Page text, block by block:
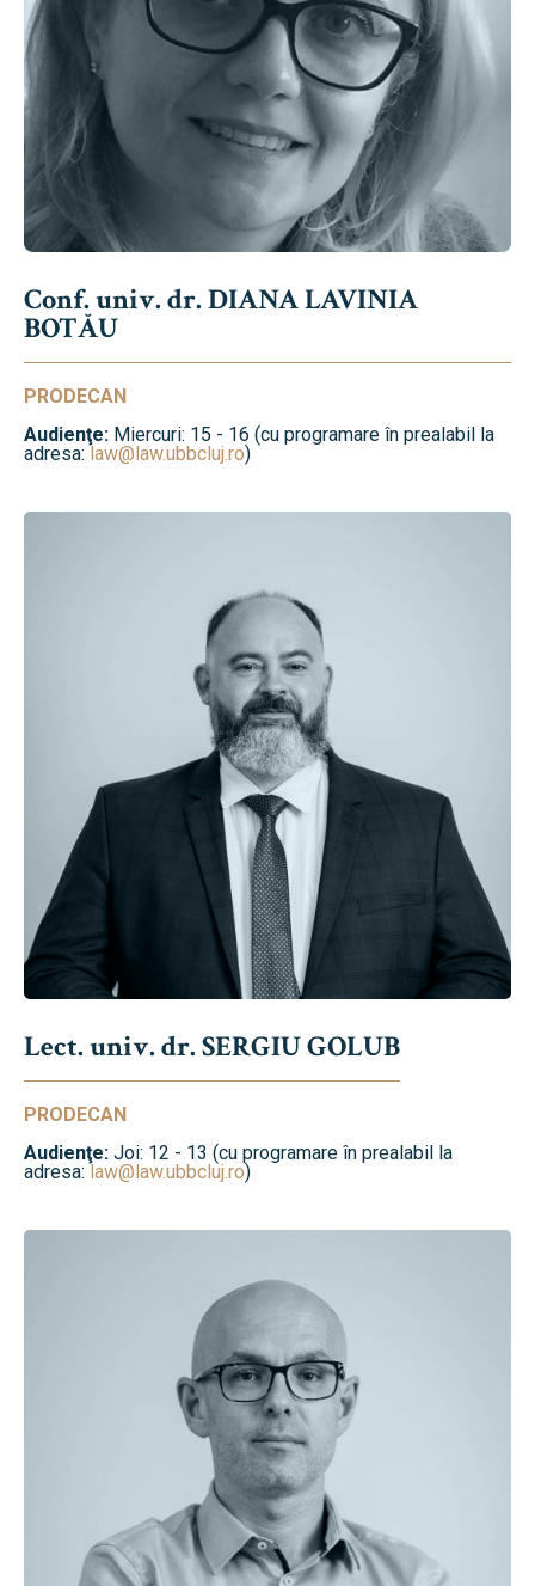
Conf. univ. dr. DIANA LAVINIA
BOTĂU
PRODECAN
Audienţe: Miercuri: 15 - 16 (cu programare în prealabil la
adresa: law@law.ubbcluj.ro)
Lect. univ. dr. SERGIU GOLUB
PRODECAN
Audienţe: Joi: 12 - 13 (cu programare în prealabil la
adresa:law@law.ubbcluj.ro)